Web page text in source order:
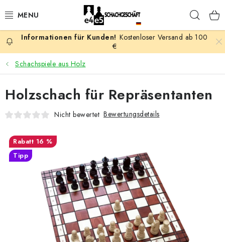
Inhalt
AKTION
SCHACHSPIELE
SCHACHFIGUREN
SCHACHBRETTER
SCHACHUHREN
SCHACHBÜCHER
SCHACH-ANTIQUITÄTENLADEN
SCHACH ONLINE
Kostenloser Versand ab 100
€
Schachspiele aus Holz
Holzschach für Repräsentanten
Nicht bewertet Bewertungsdetails
16 %
Tipp